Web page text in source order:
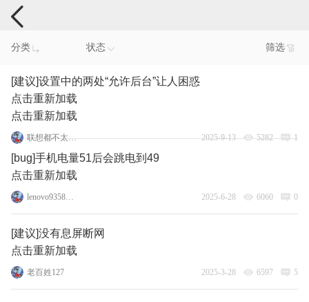
手机反馈
分类 状态 筛选
[建议]设置中的两处“允许后台”让人困惑
点击重新加载
点击重新加载
联想都不太敢想 2025-9-13 5282 1
[bug]手机电量51后会跳电到49
点击重新加载
lenovo93583933 2025-6-28 6060 0
[建议]没有息屏断网
点击重新加载
老百姓127 2025-3-28 6597 5